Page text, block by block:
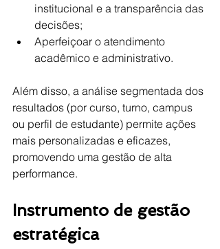
institucional e a transparência das
decisões;
Aperfeiçoar o atendimento
acadêmico e administrativo.
Além disso, a análise segmentada dos
resultados (por curso, turno, campus
ou perfil de estudante) permite ações
mais personalizadas e eficazes,
promovendo uma gestão de alta
performance.
Instrumento de gestão
estratégica